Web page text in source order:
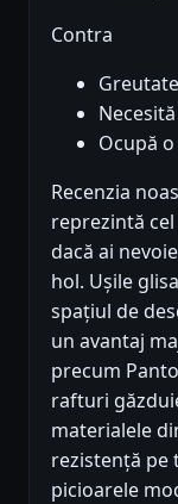
Contra
Ocupă
Recenzia
reprezintă
dacă ai
hol. Ușile
spațiul de
un avantaj
precum
rafturi
materialele
rezistență pe
picioarele